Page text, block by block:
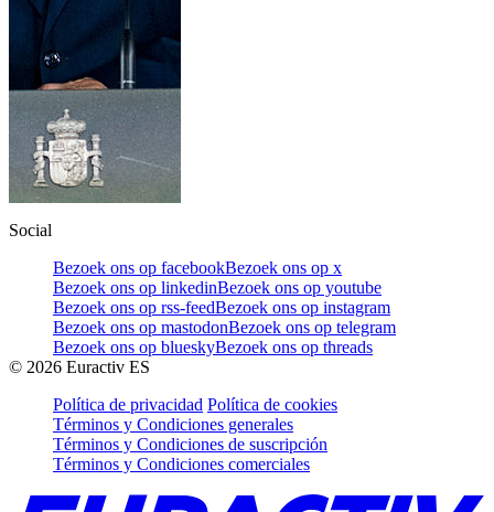
Social
Bezoek ons op facebookBezoek ons op x
Bezoek ons op linkedinBezoek ons op youtube
Bezoek ons op rss-feedBezoek ons op instagram
Bezoek ons op mastodonBezoek ons op telegram
Bezoek ons op blueskyBezoek ons op threads
© 2026 Euractiv ES
Política de privacidad Política de cookies
Términos y Condiciones generales
Términos y Condiciones de suscripción
Términos y Condiciones comerciales